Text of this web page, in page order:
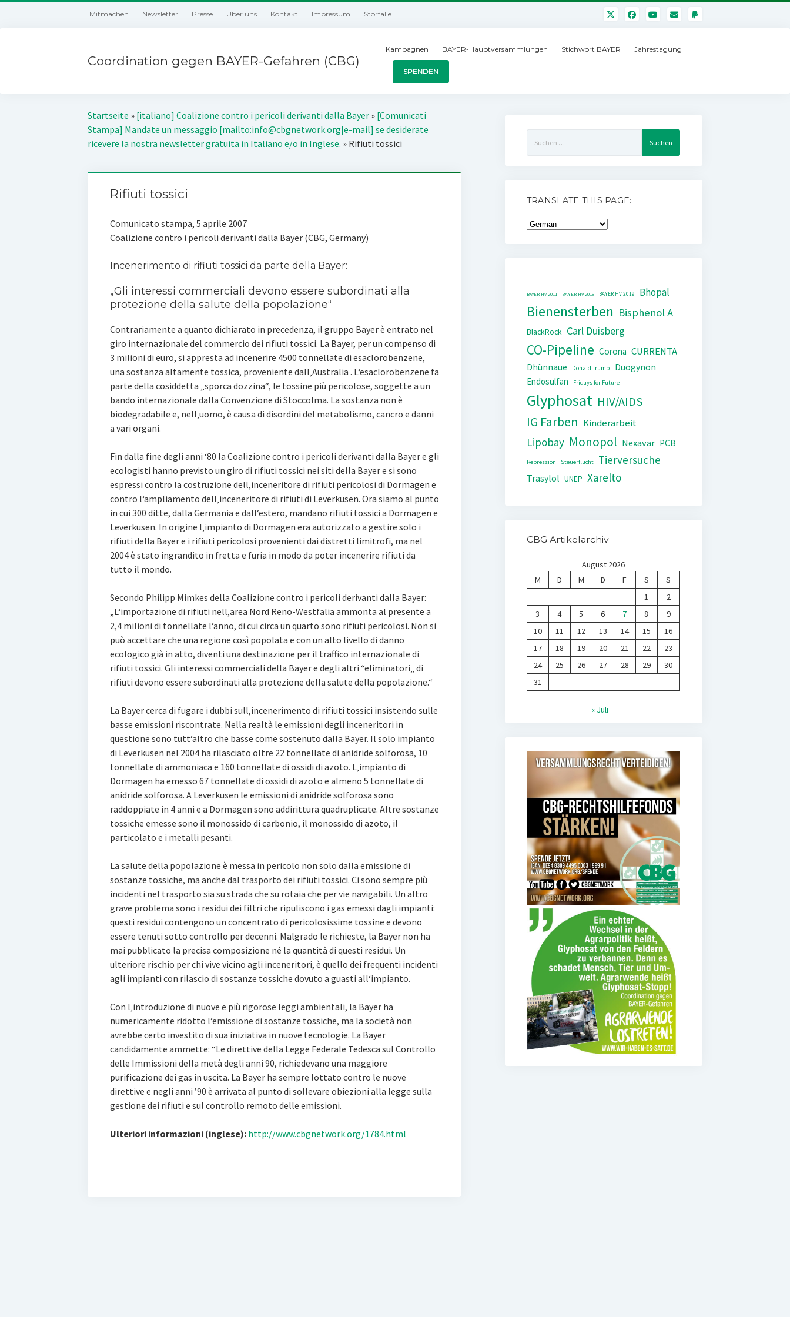
Mitmachen Newsletter Presse Über uns Kontakt Impressum Störfälle
Coordination gegen BAYER-Gefahren (CBG)
Kampagnen BAYER-Hauptversammlungen Stichwort BAYER Jahrestagung
SPENDEN
Startseite » [italiano] Coalizione contro i pericoli derivanti dalla Bayer » [Comunicati
Stampa] Mandate un messaggio [mailto:info@cbgnetwork.org|e-mail] se desiderate
ricevere la nostra newsletter gratuita in Italiano e/o in Inglese. » Rifiuti tossici
Rifiuti tossici
Comunicato stampa, 5 aprile 2007
Coalizione contro i pericoli derivanti dalla Bayer (CBG, Germany)
Incenerimento di rifiuti tossici da parte della Bayer:
„Gli interessi commerciali devono essere subordinati alla
protezione della salute della popolazione“
Contrariamente a quanto dichiarato in precedenza, il gruppo Bayer è entrato nel
giro internazionale del commercio dei rifiuti tossici. La Bayer, per un compenso di
3 milioni di euro, si appresta ad incenerire 4500 tonnellate di esaclorobenzene,
una sostanza altamente tossica, proveniente dall‚Australia . L‘esaclorobenzene fa
parte della cosiddetta „sporca dozzina“, le tossine più pericolose, soggette a un
bando internazionale dalla Convenzione di Stoccolma. La sostanza non è
biodegradabile e, nell‚uomo, è causa di disordini del metabolismo, cancro e danni
a vari organi.
Fin dalla fine degli anni ‘80 la Coalizione contro i pericoli derivanti dalla Bayer e gli
ecologisti hanno previsto un giro di rifiuti tossici nei siti della Bayer e si sono
espressi contro la costruzione dell‚inceneritore di rifiuti pericolosi di Dormagen e
contro l‘ampliamento dell‚inceneritore di rifiuti di Leverkusen. Ora siamo al punto
in cui 300 ditte, dalla Germania e dall‘estero, mandano rifiuti tossici a Dormagen e
Leverkusen. In origine l‚impianto di Dormagen era autorizzato a gestire solo i
rifiuti della Bayer e i rifiuti pericolosi provenienti dai distretti limitrofi, ma nel
2004 è stato ingrandito in fretta e furia in modo da poter incenerire rifiuti da
tutto il mondo.
Secondo Philipp Mimkes della Coalizione contro i pericoli derivanti dalla Bayer:
„L‘importazione di rifiuti nell‚area Nord Reno-Westfalia ammonta al presente a
2,4 milioni di tonnellate l‘anno, di cui circa un quarto sono rifiuti pericolosi. Non si
può accettare che una regione così popolata e con un alto livello di danno
ecologico già in atto, diventi una destinazione per il traffico internazionale di
rifiuti tossici. Gli interessi commerciali della Bayer e degli altri “eliminatori„ di
rifiuti devono essere subordinati alla protezione della salute della popolazione.“
La Bayer cerca di fugare i dubbi sull‚incenerimento di rifiuti tossici insistendo sulle
basse emissioni riscontrate. Nella realtà le emissioni degli inceneritori in
questione sono tutt‘altro che basse come sostenuto dalla Bayer. Il solo impianto
di Leverkusen nel 2004 ha rilasciato oltre 22 tonnellate di anidride solforosa, 10
tonnellate di ammoniaca e 160 tonnellate di ossidi di azoto. L‚impianto di
Dormagen ha emesso 67 tonnellate di ossidi di azoto e almeno 5 tonnellate di
anidride solforosa. A Leverkusen le emissioni di anidride solforosa sono
raddoppiate in 4 anni e a Dormagen sono addirittura quadruplicate. Altre sostanze
tossiche emesse sono il monossido di carbonio, il monossido di azoto, il
particolato e i metalli pesanti.
La salute della popolazione è messa in pericolo non solo dalla emissione di
sostanze tossiche, ma anche dal trasporto dei rifiuti tossici. Ci sono sempre più
incidenti nel trasporto sia su strada che su rotaia che per vie navigabili. Un altro
grave problema sono i residui dei filtri che ripuliscono i gas emessi dagli impianti:
questi residui contengono un concentrato di pericolosissime tossine e devono
essere tenuti sotto controllo per decenni. Malgrado le richieste, la Bayer non ha
mai pubblicato la precisa composizione né la quantità di questi residui. Un
ulteriore rischio per chi vive vicino agli inceneritori, è quello dei frequenti incidenti
agli impianti con rilascio di sostanze tossiche dovuto a guasti all‘impianto.
Con l‚introduzione di nuove e più rigorose leggi ambientali, la Bayer ha
numericamente ridotto l‘emissione di sostanze tossiche, ma la società non
avrebbe certo investito di sua iniziativa in nuove tecnologie. La Bayer
candidamente ammette: “Le direttive della Legge Federale Tedesca sul Controllo
delle Immissioni della metà degli anni 90, richiedevano una maggiore
purificazione dei gas in uscita. La Bayer ha sempre lottato contro le nuove
direttive e negli anni ’90 è arrivata al punto di sollevare obiezioni alla legge sulla
gestione dei rifiuti e sul controllo remoto delle emissioni.
Ulteriori informazioni (inglese): http://www.cbgnetwork.org/1784.html
nach:
TRANSLATE THIS PAGE:
BAYER HV 2011 BAYER HV 2018 BAYER HV 2019 Bhopal
Bienensterben Bisphenol A
BlackRock Carl Duisberg
CO-Pipeline Corona CURRENTA
Dhünnaue Donald Trump
Duogynon
Endosulfan
Fridays for Future
Glyphosat HIV/AIDS
IG Farben Kinderarbeit
Lipobay Monopol Nexavar PCB
Repression Steuerflucht Tierversuche
Trasylol UNEP Xarelto
CBG Artikelarchiv
August 2026
M
D M D F S
S
1
2
3
4 5 6 7 8
9
10
11 12 13 14 15
16
17
18 19 20 21 22
23
24
25 26 27 28 29
30
31
« Juli